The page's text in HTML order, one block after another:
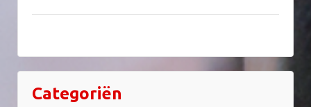
Categoriën